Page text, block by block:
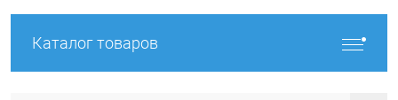
Каталог товаров